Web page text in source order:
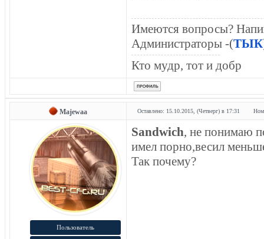
Имеются вопросы?
Администраторы -(ТЫК
Кто мудр, тот и добр
Majewaa Оставлено: 15.10.2015, (Четверг) в 17:31
Пользователь
Sandwich, не понимаю
имел порно,весил
Так почему?